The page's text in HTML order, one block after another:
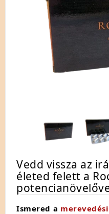
Vedd vissza az
életed felett a
Ismered a